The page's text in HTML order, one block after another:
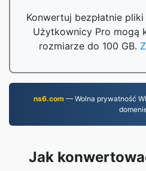
Konwertuj bezpłatnie
Użytkownicy Pro mogą
rozmiarze do 100 GB.
ns6.com— Wolna prywatność
Jak